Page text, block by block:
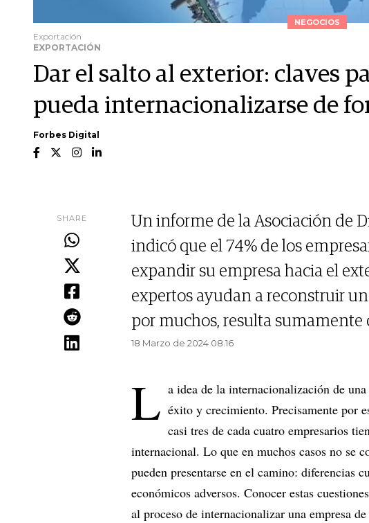
NEGOCIOS
Exportación
EXPORTACIÓN
Dar el salto al exterior: claves
pueda internacionalizarse de
Forbes Digital
SHARE
Un informe de la Asociación de
indicó que el 74% de los
expandir su empresa hacia el
expertos ayudan a reconstruir
por muchos, resulta sumamente
18 Marzo de 2024 08.16
L a idea de la internacionalización de
éxito y crecimiento. Precisamente por
casi tres de cada cuatro empresarios
internacional. Lo que en muchos casos no se
pueden presentarse en el camino: diferencias
económicos adversos. Conocer estas
al proceso de internacionalizar una empresa